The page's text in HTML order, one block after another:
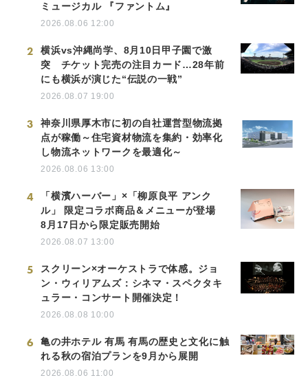
ミュージカル 『ファントム』
2026.08.06 12:00
2
横浜vs沖縄尚学、8月10日甲子園で激
突 チケット完売の注目カード…28年前
にも横浜が演じた“伝説の一戦”
2026.08.07 19:00
3
神奈川県厚木市に初の自社運営型物流拠
点が稼働～住宅資材物流を集約・効率化
し物流ネットワークを最適化～
2026.08.06 13:00
4
「横濱ハーバー」×「柳原良平 アンク
ル」 限定コラボ商品＆メニューが登場
8月17日から限定販売開始
2026.08.07 13:00
5
スクリーン×オーケストラで体感。ジョ
ン・ウィリアムズ：シネマ・スペクタキ
ュラー・コンサート開催決定！
2026.08.08 10:00
6
亀の井ホテル 有馬 有馬の歴史と文化に触
れる秋の宿泊プランを9月から展開
2026.08.06 11:00